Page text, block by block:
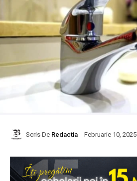
Scris De Redactia Februarie 10, 2025